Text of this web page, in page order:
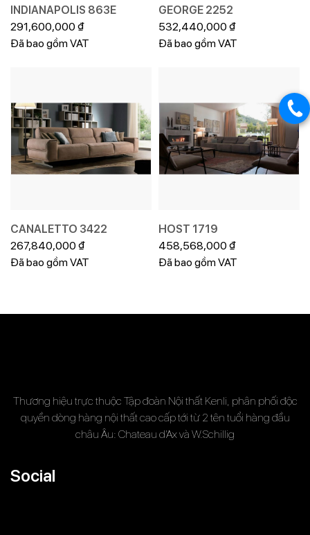
INDIANAPOLIS 863E
291,600,000 ₫
Đã bao gồm VAT
GEORGE 2252
532,440,000 ₫
Đã bao gồm VAT
CANALETTO 3422
267,840,000 ₫
Đã bao gồm VAT
HOST 1719
458,568,000 ₫
Đã bao gồm VAT
Thương hiệu trực thuộc Tập đoàn Nội thất Kenli, phân phối độc
quyền dòng hàng nội thất cao cấp tới từ 2 tên tuổi hàng đầu
châu Âu: Chateau d’Ax và W.Schillig
Social